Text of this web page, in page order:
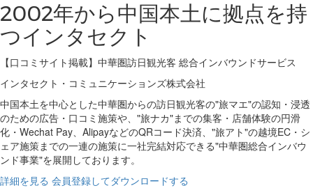
2002年から中国本土に拠点を持
つインタセクト
【口コミサイト掲載】中華圏訪日観光客 総合インバウンドサービス
インタセクト・コミュニケーションズ株式会社
中国本土を中心とした中華圏からの訪日観光客の"旅マエ"の認知・浸透
のための広告・口コミ施策や、"旅ナカ"までの集客・店舗体験の円滑
化・Wechat Pay、AlipayなどのQRコード決済、"旅アト"の越境EC・シ
ェア施策までの一連の施策に一社完結対応できる"中華圏総合インバウ
ンド事業"を展開しております。
詳細を見る 会員登録してダウンロードする